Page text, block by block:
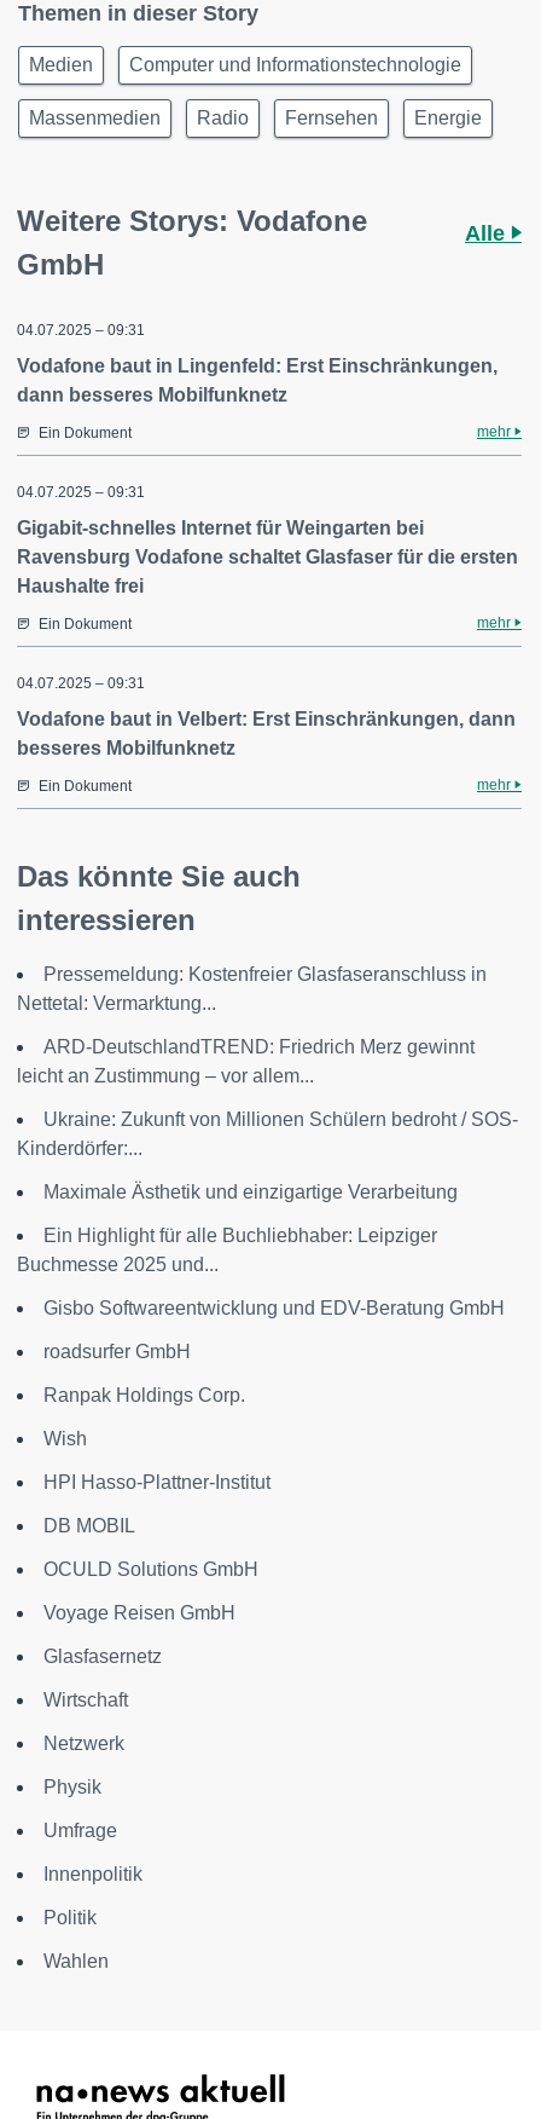
Themen in dieser Story
Medien Computer und Informationstechnologie
Massenmedien Radio Fernsehen Energie
Weitere Storys: Vodafone
GmbH
Alle
04.07.2025 – 09:31
Vodafone baut in Lingenfeld: Erst Einschränkungen,
dann besseres Mobilfunknetz
Ein Dokument mehr
04.07.2025 – 09:31
Gigabit-schnelles Internet für Weingarten bei
Ravensburg Vodafone schaltet Glasfaser für die ersten
Haushalte frei
Ein Dokument mehr
04.07.2025 – 09:31
Vodafone baut in Velbert: Erst Einschränkungen, dann
besseres Mobilfunknetz
Ein Dokument mehr
Das könnte Sie auch
interessieren
Pressemeldung: Kostenfreier Glasfaseranschluss in
Nettetal: Vermarktung...
ARD-DeutschlandTREND: Friedrich Merz gewinnt
leicht an Zustimmung – vor allem...
Ukraine: Zukunft von Millionen Schülern bedroht / SOS-
Kinderdörfer:...
Maximale Ästhetik und einzigartige Verarbeitung
Ein Highlight für alle Buchliebhaber: Leipziger
Buchmesse 2025 und...
Gisbo Softwareentwicklung und EDV-Beratung GmbH
roadsurfer GmbH
Ranpak Holdings Corp.
Wish
HPI Hasso-Plattner-Institut
DB MOBIL
OCULD Solutions GmbH
Voyage Reisen GmbH
Glasfasernetz
Wirtschaft
Netzwerk
Physik
Umfrage
Innenpolitik
Politik
Wahlen